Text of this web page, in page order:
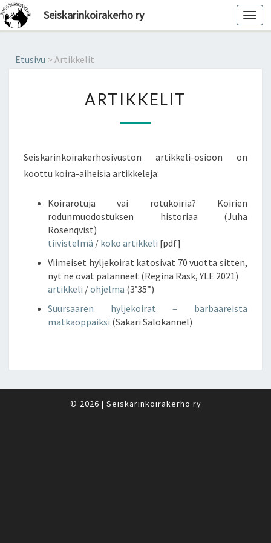
Seiskarinkoirakerho ry
Etusivu > Artikkelit
ARTIKKELIT
Seiskarinkoirakerhosivuston artikkeli-osioon on
koottu koira-aiheisia artikkeleja:
Koirarotuja vai rotukoiria? Koirien
rodunmuodostuksen historiaa (Juha
Rosenqvist)
tiivistelmä / koko artikkeli [pdf]
Viimeiset hyljekoirat katosivat 70 vuotta sitten,
nyt ne ovat palanneet (Regina Rask, YLE 2021)
artikkeli /ohjelma (3’35”)
Suursaaren hyljekoirat – barbaareista
matkaoppaiksi (Sakari Salokannel)
© 2026 | Seiskarinkoirakerho ry